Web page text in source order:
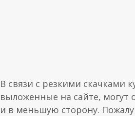
В связи с резкими скачками
выложенные на сайте, могут
и в меньшую сторону.